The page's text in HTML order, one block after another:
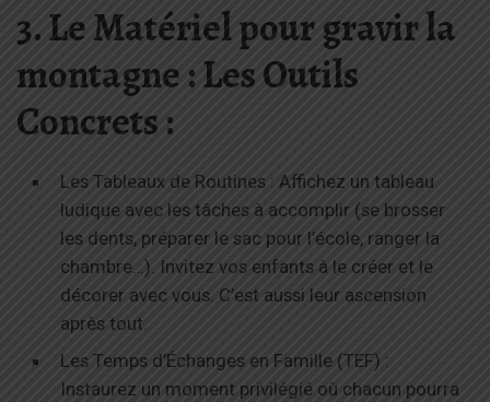
3. Le Matériel pour gravir la
montagne : Les Outils
Concrets :
Les Tableaux de Routines : Affichez un tableau
ludique avec les tâches à accomplir (se brosser
les dents, préparer le sac pour l’école, ranger la
chambre…). Invitez vos enfants à le créer et le
décorer avec vous. C’est aussi leur ascension
après tout.
Les Temps d’Échanges en Famille (TEF) :
Instaurez un moment privilégié où chacun pourra